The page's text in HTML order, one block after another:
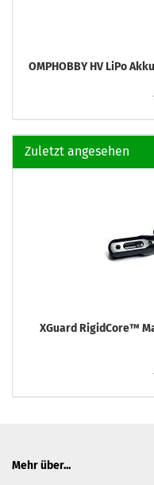
OMPHOBBY HV LiPo
Zuletzt angesehen
XGuard RigidCore™
Mehr über...